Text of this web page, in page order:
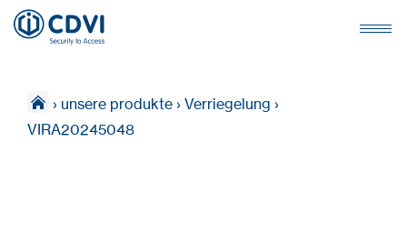
› unsere produkte › Verriegelung ›
VIRA20245048